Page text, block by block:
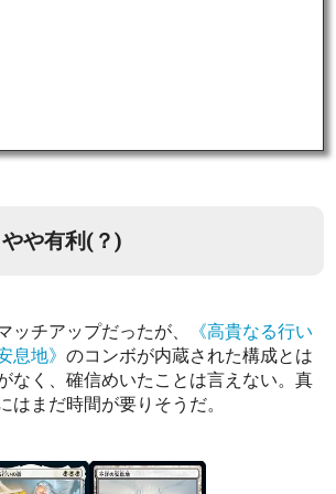
や有利(？)
ッチアップだったが、
《高貴なる行い
息地》のコンボが内蔵された構成とは
なく、確信めいたことは言えない。真
はまだ時間が要りそうだ。